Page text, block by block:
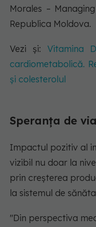
Morales –
Republica Moldova.
Vezi și: Vitamina
cardiometabolică.
și colesterolul
Speranța de
Impactul pozitiv al
vizibil nu doar la
prin creșterea
la sistemul de
"Din perspectiva